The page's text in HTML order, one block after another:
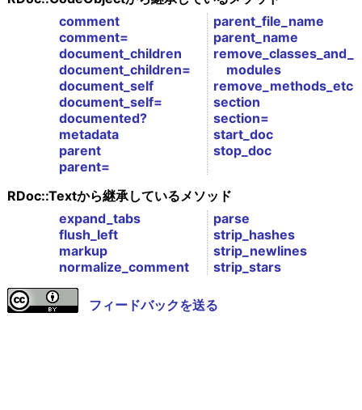
comment
comment=
document_children
document_children=
document_self
document_self=
documented?
metadata
parent
parent=
parent_file_name
parent_name
remove_classes_and_
modules
remove_methods_etc
section
section=
start_doc
stop_doc
RDoc::Textから継承しているメソッド
expand_tabs
flush_left
markup
normalize_comment
parse
strip_hashes
strip_newlines
strip_stars
フィードバックを送る